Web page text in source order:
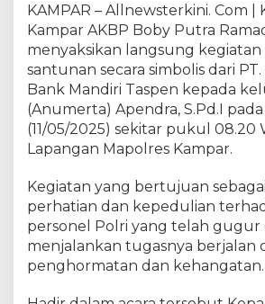
n
P
e
e
r
a
h
n
S
a
n
t
KAMPAR – Allnewsterkini. Com |
Kampar AKBP Boby Putra
menyaksikan langsung
santunan secara simbolis dari PT.
Bank Mandiri Taspen kepada
(Anumerta) Apendra, S.Pd.I
(11/05/2025) sekitar pukul 08.20
Lapangan Mapolres Kampar.
Kegiatan yang bertujuan
perhatian dan kepedulian
personel Polri yang telah gugur
menjalankan tugasnya berjalan
penghormatan dan kehangatan.